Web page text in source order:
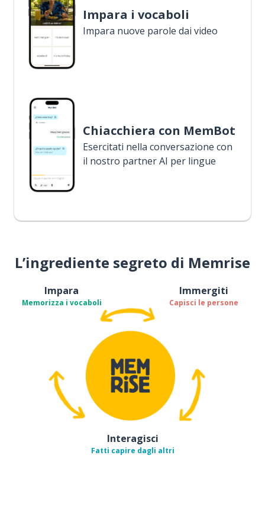
Impara i vocaboli
Impara nuove parole dai video
Chiacchiera con MemBot
Esercitati nella conversazione con
il nostro partner AI per lingue
L’ingrediente segreto di Memrise
Impara
Memorizza i vocaboli
Immergiti
Capisci le persone
Interagisci
Fatti capire dagli altri